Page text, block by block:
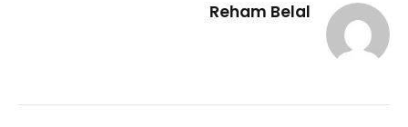
Reham Belal